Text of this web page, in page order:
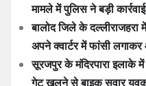
मामले में पुलिस ने बड़ी
बालोद जिले के दल्लीराजहरा
अपने क्वार्टर में फांसी
सूरजपुर के मंदिरपारा इलाके
गेट खुलने से बाइक सवार